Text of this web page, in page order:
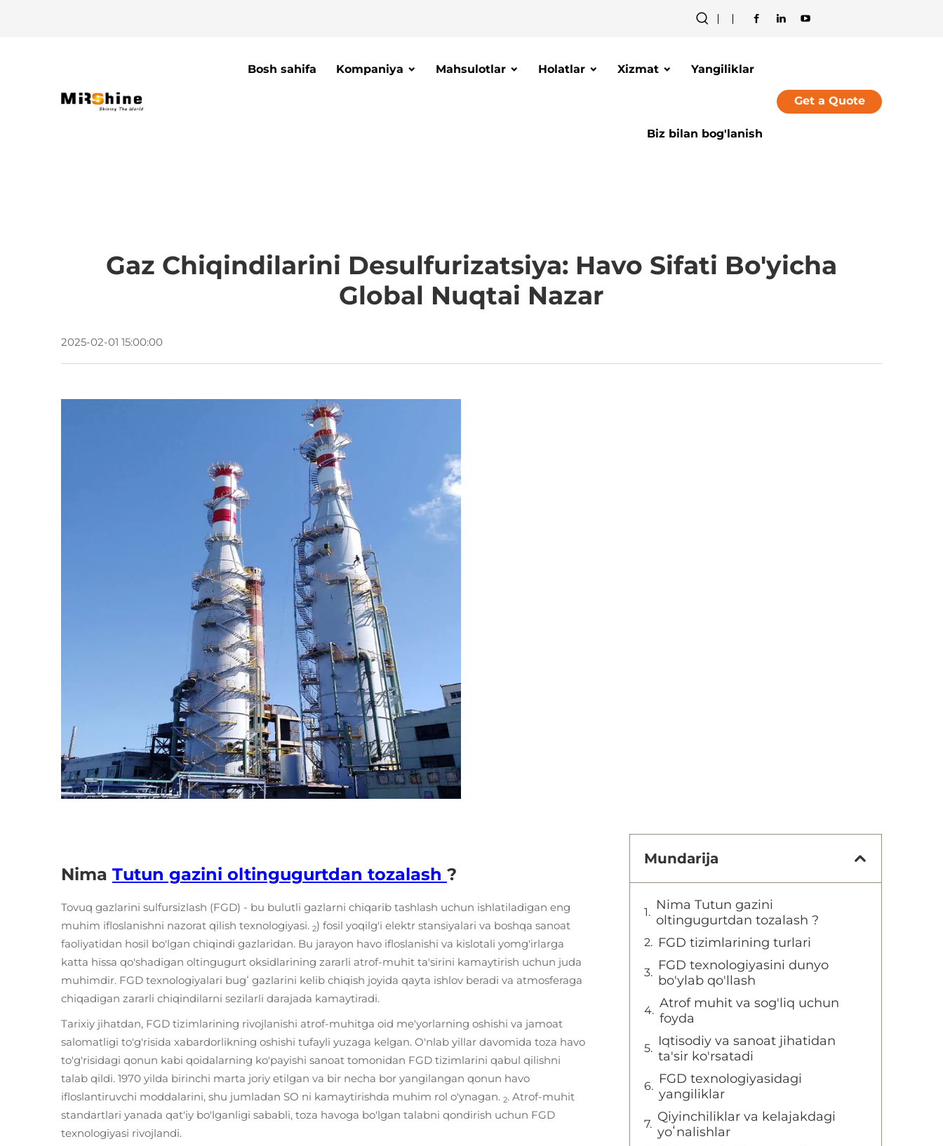
Bosh sahifa Kompaniya Mahsulotlar Holatlar Xizmat Yangiliklar
Biz bilan bog'lanish
Get a Quote
Gaz Chiqindilarini Desulfurizatsiya: Havo Sifati Bo'yicha
Global Nuqtai Nazar
2025-02-01 15:00:00
Nima Tutun gazini oltingugurtdan tozalash ?
Tovuq gazlarini sulfursizlash (FGD) - bu bulutli gazlarni chiqarib tashlash uchun ishlatiladigan eng
muhim ifloslanishni nazorat qilish texnologiyasi. 2) fosil yoqilg'i elektr stansiyalari va boshqa sanoat
faoliyatidan hosil bo'lgan chiqindi gazlaridan. Bu jarayon havo ifloslanishi va kislotali yomg'irlarga
katta hissa qo'shadigan oltingugurt oksidlarining zararli atrof-muhit ta'sirini kamaytirish uchun juda
muhimdir. FGD texnologiyalari bugʻ gazlarini kelib chiqish joyida qayta ishlov beradi va atmosferaga
chiqadigan zararli chiqindilarni sezilarli darajada kamaytiradi.
Tarixiy jihatdan, FGD tizimlarining rivojlanishi atrof-muhitga oid me'yorlarning oshishi va jamoat
salomatligi to'g'risida xabardorlikning oshishi tufayli yuzaga kelgan. O'nlab yillar davomida toza havo
to'g'risidagi qonun kabi qoidalarning ko'payishi sanoat tomonidan FGD tizimlarini qabul qilishni
talab qildi. 1970 yilda birinchi marta joriy etilgan va bir necha bor yangilangan qonun havo
ifloslantiruvchi moddalarini, shu jumladan SO ni kamaytirishda muhim rol o'ynagan. 2. Atrof-muhit
standartlari yanada qat'iy bo'lganligi sababli, toza havoga bo'lgan talabni qondirish uchun FGD
texnologiyasi rivojlandi.
Mundarija
Nima Tutun gazini
oltingugurtdan tozalash ?
FGD tizimlarining turlari
FGD texnologiyasini dunyo
bo'ylab qo'llash
Atrof muhit va sog'liq uchun
foyda
Iqtisodiy va sanoat jihatidan
ta'sir ko'rsatadi
FGD texnologiyasidagi
yangiliklar
Qiyinchiliklar va kelajakdagi
yoʻnalishlar